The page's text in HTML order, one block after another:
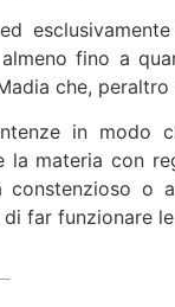
fino a
che,
in modo
la materia con
o
far funzionare